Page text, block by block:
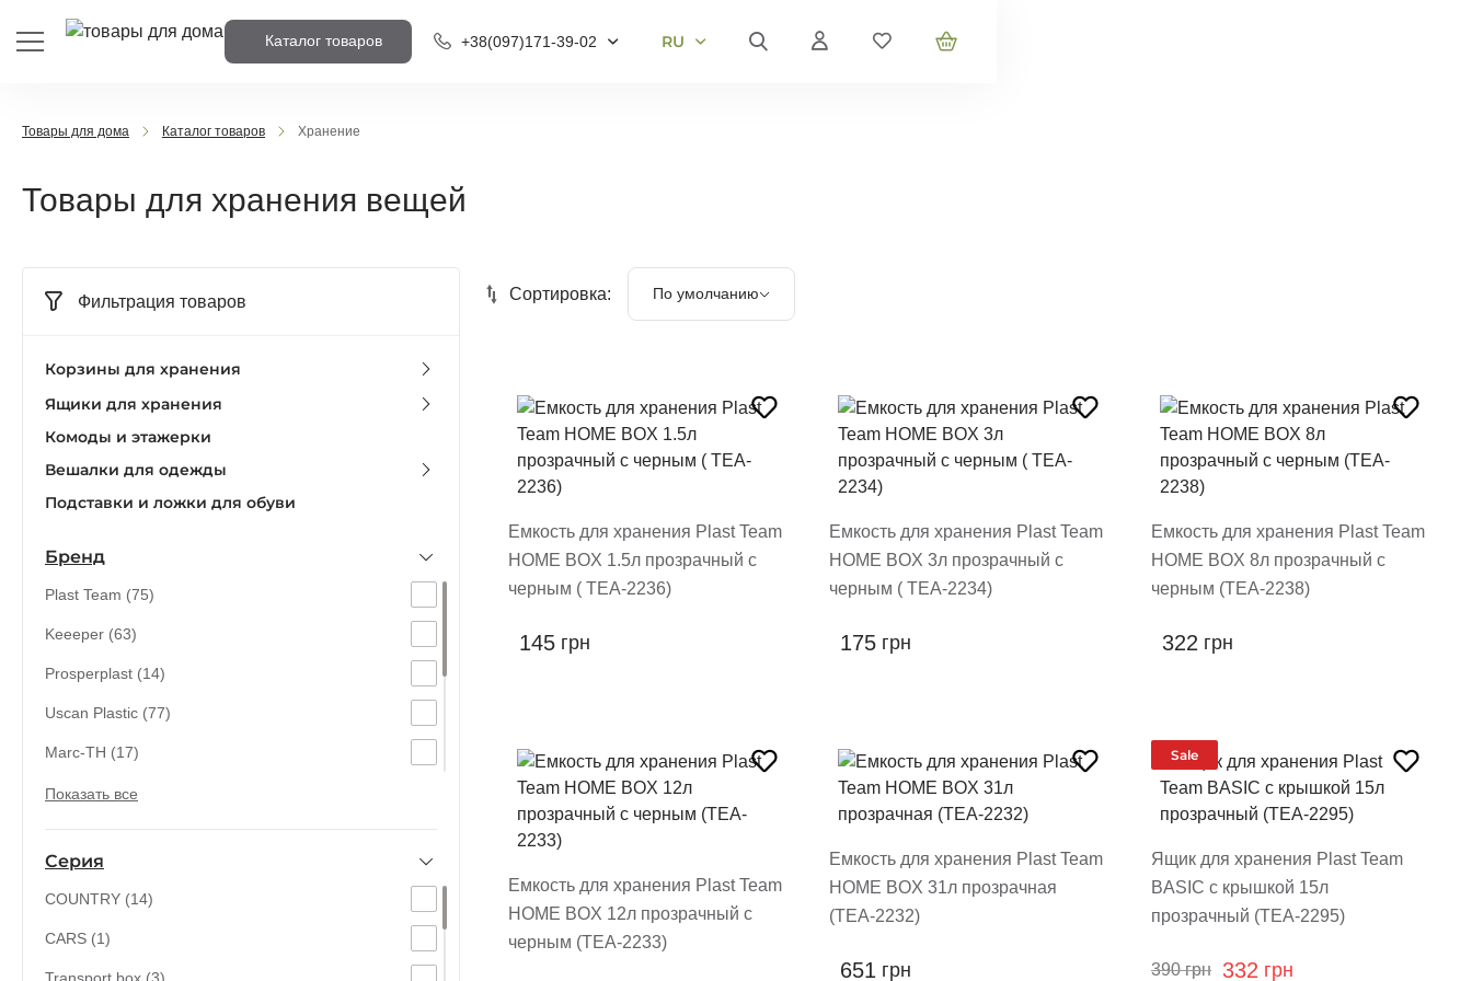
Каталог товаров +38(097)171-39-02
Напишіть номер телефону і ми
RU
Товары для дома Каталог товаров Хранение
Товары для хранения вещей
Фильтрация товаров
Корзины для хранения
Ящики для хранения
Комоды и этажерки
Вешалки для одежды
Подставки и ложки для обуви
Бренд
Plast Team (75)
Keeeper (63)
Prosperplast (14)
Uscan Plastic (77)
Marc-TH (17)
MTM (25)
Rotho (21)
Curver (7)
York (2)
BRANQ (43)
Показать все
Серия
COUNTRY (14)
CARS (1)
Transport box (3)
Сортировка: По умолчанию
Емкость для хранения Plast Team
HOME BOX 1.5л прозрачный с
черным ( TEA-2236)
145 грн
Емкость для хранения Plast Team
HOME BOX 3л прозрачный с
черным ( TEA-2234)
175 грн
Емкость для хранения Plast Team
HOME BOX 8л прозрачный с
черным (TEA-2238)
322 грн
Емкость для хранения Plast Team
HOME BOX 12л прозрачный с
черным (TEA-2233)
Емкость для хранения Plast Team
HOME BOX 31л прозрачная
(TEA-2232)
651 грн
Sale
Ящик для хранения Plast Team
BASIC с крышкой 15л
прозрачный (TEA-2295)
390 грн 332 грн